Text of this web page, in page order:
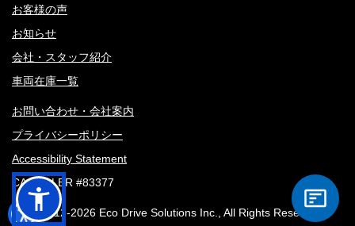
お客様の声
お知らせ
会社・スタッフ紹介
車両在庫一覧
お問い合わせ・会社案内
プライバシーポリシー
Accessibility Statement
CA DEALER #83377
© 2012-2026 Eco Drive Solutions Inc., All Rights Reserved.